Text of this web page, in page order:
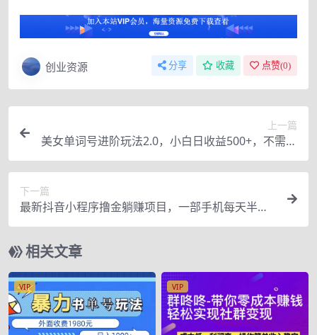
创业资源 分享 收藏 点赞(0)
上一篇
美女单词号进阶玩法2.0，小白日收益500+，不需要
剪辑基础，百分百过原创
下一篇
最新抖音小程序撸金躺赚项目，一部手机每天半小
时，单个作品变现1300+
相关文章
VIP VIP